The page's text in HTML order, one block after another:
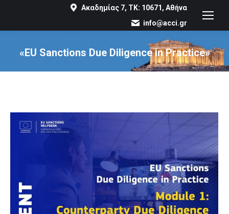
Ακαδημίας 7, ΤΚ: 10671, Αθήνα
info@acci.gr
«EU Sanctions Due Diligence in Practice»
You are here: